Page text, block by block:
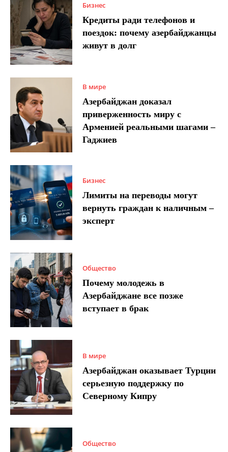
Бизнес
Кредиты ради телефонов и
поездок: почему азербайджанцы
живут в долг
В мире
Азербайджан доказал
приверженность миру с
Арменией реальными шагами –
Гаджиев
Бизнес
Лимиты на переводы могут
вернуть граждан к наличным –
эксперт
Общество
Почему молодежь в
Азербайджане все позже
вступает в брак
В мире
Азербайджан оказывает Турции
серьезную поддержку по
Северному Кипру
Общество